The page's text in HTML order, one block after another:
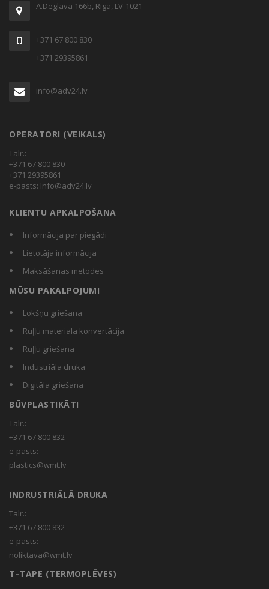
A.Deglava 166b, Rīga, LV-1021
+371 67 800 830
+371 29395861
info@adv24.lv
OPERATORI (VEIKALS)
Tālr.:
+371 67 800 830
+371 29395861
e-pasts: Info@adv24.lv
KLIENTU APKALPOŠANA
Informācija par piegādi
Lietotāja informācija
Maksāšanas metodes
MŪSU PAKALPOJUMI
Lokšņu griešana
Ruļļu materiala konvertācija
Ruļļu griešana
Industriāla druka
Digitāla griešana
BŪVPLASTIKĀTI
Talr.:
+371 67 800 832
e-pasts:
plastics@wmt.lv
INDRUSTRIĀLĀ DRUKA
Talr.:
+371 67 800 832
e-pasts:
noliktava@wmt.lv
T-TAPE (TERMOPLĒVES)